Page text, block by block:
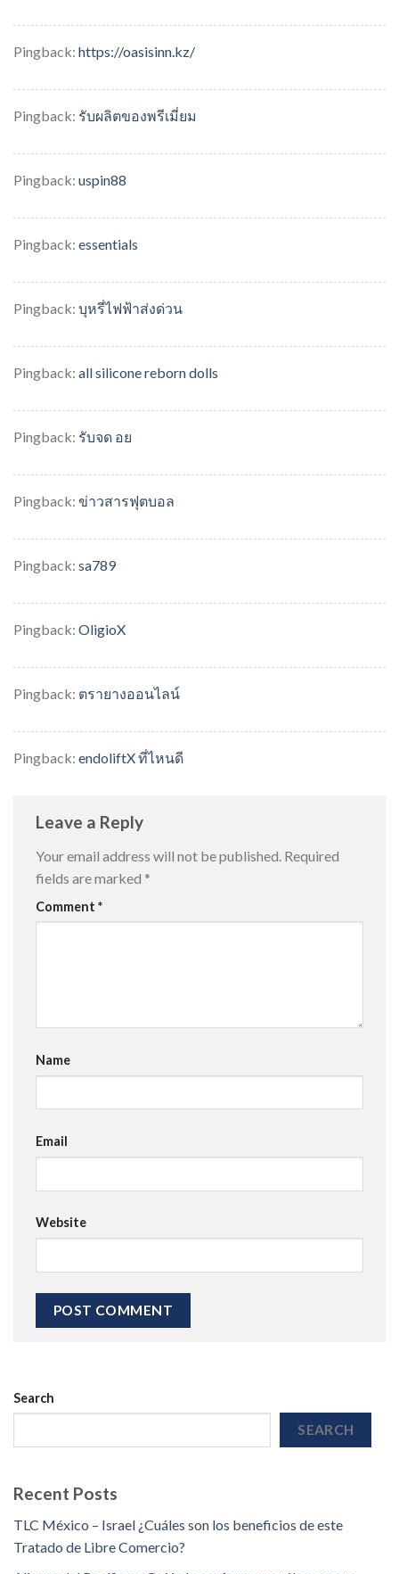
Pingback: https://oasisinn.kz/
Pingback: รับผลิตของพรีเมี่ยม
Pingback: uspin88
Pingback: essentials
Pingback: บุหรี่ไฟฟ้าส่งด่วน
Pingback: all silicone reborn dolls
Pingback: รับจด อย
Pingback: ข่าวสารฟุตบอล
Pingback: sa789
Pingback: OligioX
Pingback: ตรายางออนไลน์
Pingback: endoliftX ที่ไหนดี
Leave a Reply
Your email address will not be published. Required
fields are marked *
Comment *
Name
Email
Website
Search
SEARCH
Recent Posts
TLC México – Israel ¿Cuáles son los beneficios de este
Tratado de Libre Comercio?